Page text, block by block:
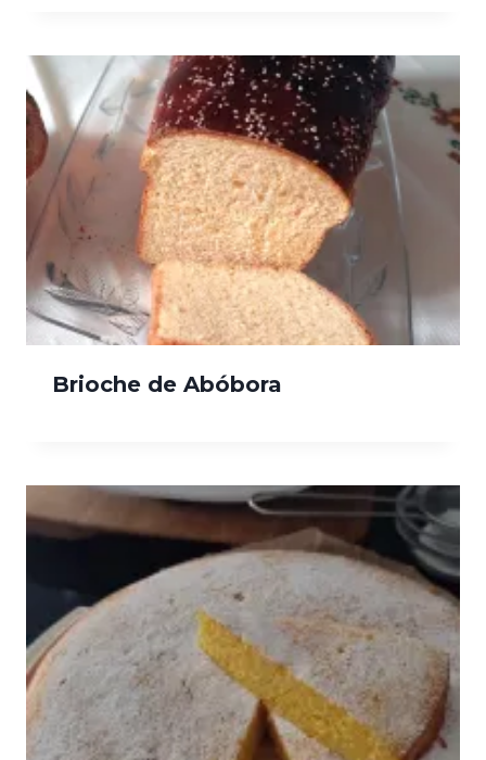
Brioche de Abóbora